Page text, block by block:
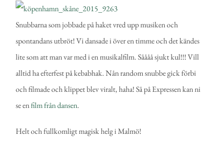
Snubbarna som jobbade på haket vred upp musiken och
spontandans utbröt! Vi dansade i över en timme och det kändes
lite som att man var med i en musikalfilm. Såååå sjukt kul!!! Vill
alltid ha efterfest på kebabhak. Nån random snubbe gick förbi
och filmade och klippet blev viralt, haha! Så på Expressen kan ni
se enfilm från dansen.
Helt och fullkomligt magisk helg i Malmö!